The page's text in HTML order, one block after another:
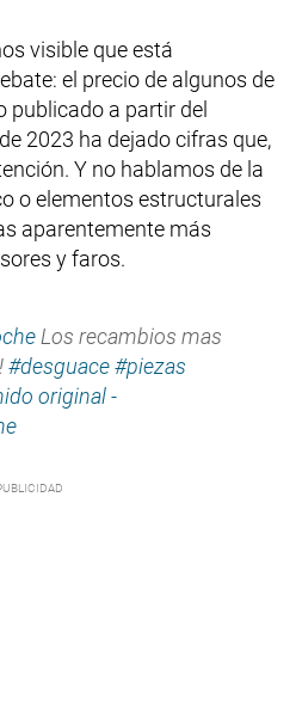
visible que está
el precio de algunos de
publicado a partir del
2023 ha dejado cifras que,
Y no hablamos de la
o elementos estructurales
aparentemente más
y faros.
Los recambios mas
#desguace#piezas
original -